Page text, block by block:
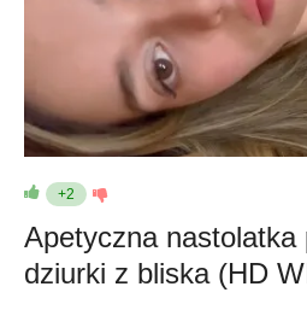
+2
Apetyczna nastolatka
dziurki z bliska (HD